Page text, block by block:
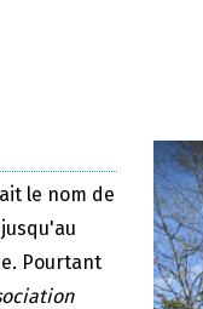
le nom de
Pourtant